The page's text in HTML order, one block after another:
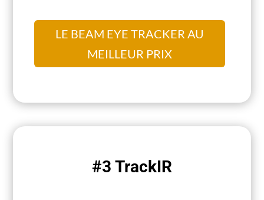
LE BEAM EYE TRACKER AU
MEILLEUR PRIX
#3 TrackIR